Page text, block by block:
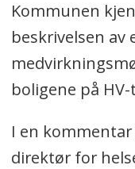
Kommunen
beskrivelsen av
boligene på
I en
direktør for